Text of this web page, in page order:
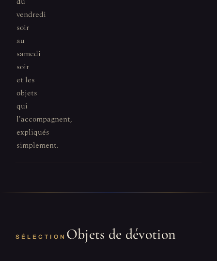
vendredi
soir
au
samedi
soir
et les
objets
qui
l'accompagnent,
expliqués
simplement.
SÉLECTION Objets de dévotion